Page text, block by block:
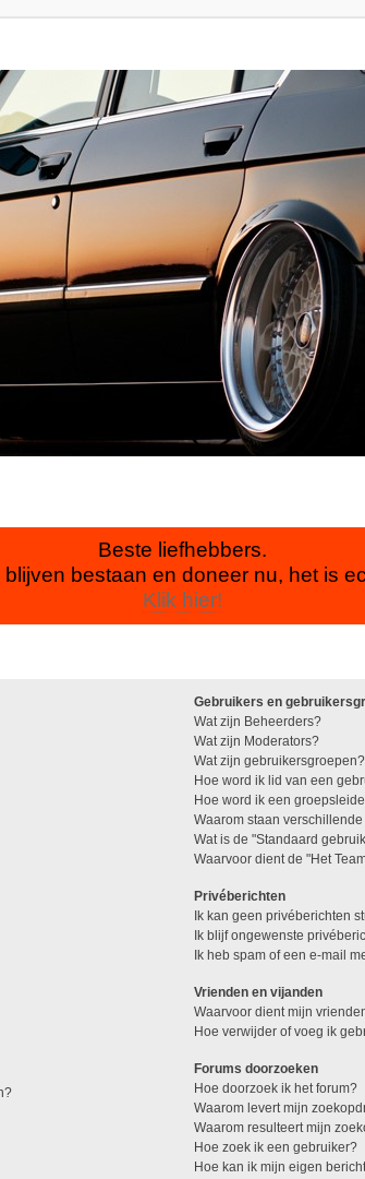
Beste liefhebbers.
blijven bestaan en doneer nu, het is
Klik hier!
Gebruikers en
Wat zijn Beheerders?
Wat zijn Moderators?
Wat zijn gebruikersgroepen?
Hoe word ik lid van een
Hoe word ik een
Waarom staan
Wat is de "Standaard
Waarvoor dient de "Het
Privéberichten
Ik kan geen privéberichten
Ik blijf ongewenste
Ik heb spam of een e-mail
Vrienden en vijanden
Waarvoor dient mijn
Hoe verwijder of voeg ik
Forums doorzoeken
Hoe doorzoek ik het forum?
Waarom levert mijn
Waarom resulteert mijn
Hoe zoek ik een gebruiker?
Hoe kan ik mijn eigen